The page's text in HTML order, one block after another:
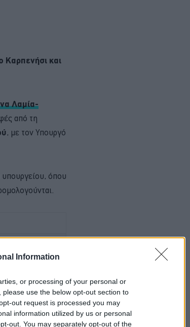
Information
or processing of your personal or
use the below opt-out section to
out request is processed you may
information utilized by us or personal
out. You may separately opt-out of the
Καρπενήσι και
Λαμία-
από τη
, με τον Υπουργό
υπουργείου, όπου